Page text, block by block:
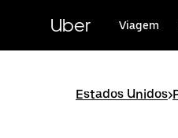
conteúdo
Uber Viagem
Estados Unidos>